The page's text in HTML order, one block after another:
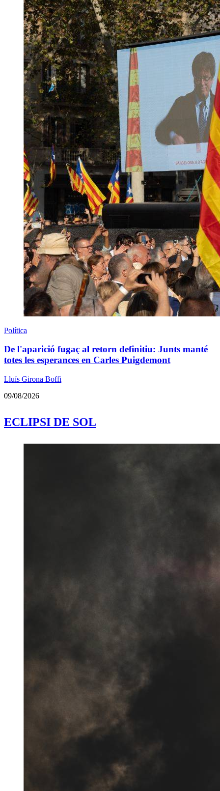
Política
De l'aparició fugaç al retorn definitiu: Junts manté
totes les esperances en Carles Puigdemont
Lluís Girona Boffi
09/08/2026
ECLIPSI DE SOL